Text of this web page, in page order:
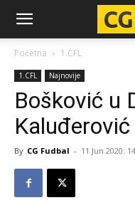
CG-
Fudbal
Početna 1.CFL
1.CFL Najnovije
Bošković u
Kaluđerović
By CG Fudbal - 11 Jun 2020.